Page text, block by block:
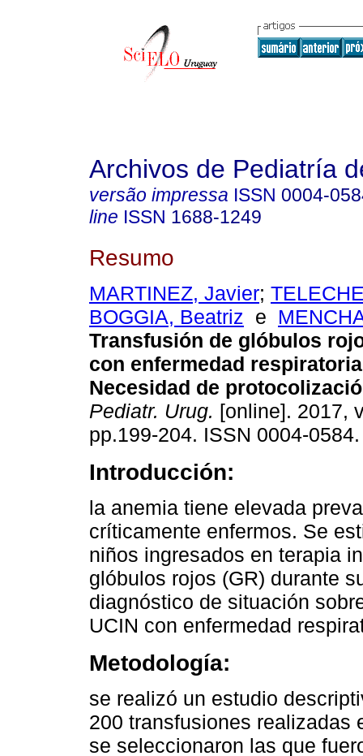
Archivos de Pediatría
versão impressa ISSN 0004-
line ISSN 1688-1249
Resumo
MARTINEZ, Javier;
BOGGIA, Beatriz e
Transfusión de glóbulos
con enfermedad
Necesidad de
Pediatr. Urug. [online]. 2017,
pp.199-204. ISSN 0004-0584.
Introducción:
la anemia tiene elevada
críticamente enfermos. Se
niños ingresados en terapia
glóbulos rojos (GR) durante
diagnóstico de situación
UCIN con enfermedad
Metodología:
se realizó un estudio
200 transfusiones realizadas
se seleccionaron las que